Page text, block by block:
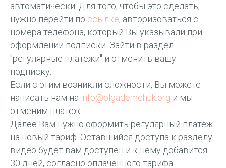
автоматически. Для того, чтобы это сделать,
нужно перейти по ссылке, авторизоваться с
номера телефона, который Вы указывали при
оформлении подписки. Зайти в раздел
"регулярные платежи" и отменить вашу
подписку.
Если с этим возникли сложности, Вы можете
написать нам на info@olgademchuk.org и мы
отменим платеж.
Далее Вам нужно оформить регулярный платеж
на новый тариф. Оставшийся доступа к разделу
видео будет вам доступен и к нему добавится
30 дней, согласно оплаченного тарифа.